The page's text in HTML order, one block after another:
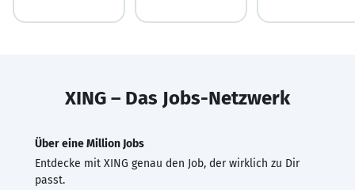
XING – Das Jobs-Netzwerk
Über eine Million Jobs
Entdecke mit XING genau den Job, der wirklich zu Dir
passt.